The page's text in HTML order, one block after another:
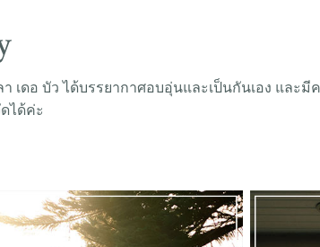
เดอ บัว ได้บรรยากาศอบอุ่นและเป็นกันเอง และ
ได้ค่ะ